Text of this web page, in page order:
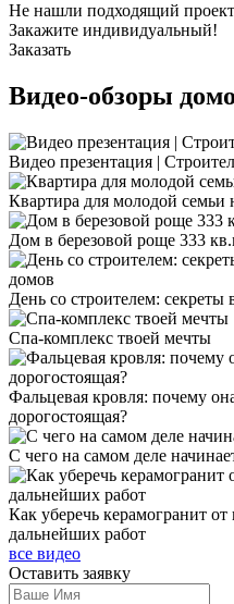
Не нашли подходящий
Закажите индивидуальный!
Заказать
Видео-обзоры
Видео презентация |
Квартира для молодой семьи
Дом в березовой роще 333
День со строителем: секреты
Спа-комплекс твоей мечты
Фальцевая кровля: почему
дорогостоящая?
С чего на самом деле
Как уберечь керамогранит
дальнейших работ
все видео
Оставить заявку